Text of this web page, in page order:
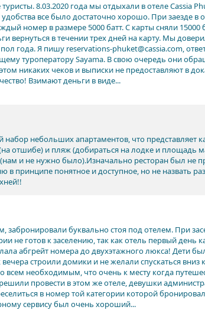
8.03.2020 года мы отдыхали в отеле Cassia
все было достаточно хорошо. При заезде в
номер в размере 5000 батт. С карты сняли
вернуться в течении трех дней на карту. Мы
года. Я пишу reservations-phuket@cassia.com,
туроператору Sayama. В свою очередь они
никаких чеков и выписки не предоставляют в
Взимают деньги в виде...
набор небольших апартаментов, что представляет
отшибе) и пляж (добираться на лодке и площадь
и не нужно было).Изначально ресторан был не
в принципе понятное и доступное, но не назвать
забронировали буквально стоя под отелем. При
не готов к заселению, так как отель первый день
абгрейт номера до двухэтажного люкса! Дети
строили домики и не желали спускаться
всем необходимым, что очень к месту когда
провести в этом же отеле, девушки
в номер той категории которой
сервису был очень хороший...